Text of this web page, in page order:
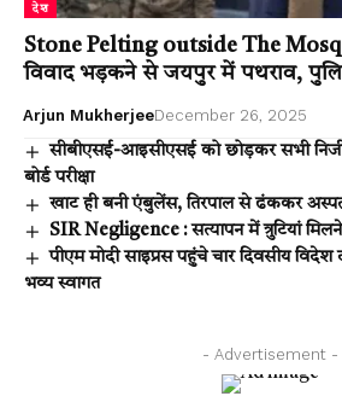
देश
Stone Pelting outside The
विवाद भड़कने से जयपुर में पथराव,
Arjun MukherjeeDecember 26, 2025
सीबीएसई-आइसीएसई को छोड़कर सभी
बोर्ड परीक्षा
खाट ही बनी एंबुलेंस, तिरपाल से ढंककर
SIR Negligence : सत्यापन में त्रुटियां मिलने
पीएम मोदी साइप्रस पहुंचे चार दिवसीय विदेश
भव्य स्वागत
- Advertisement -